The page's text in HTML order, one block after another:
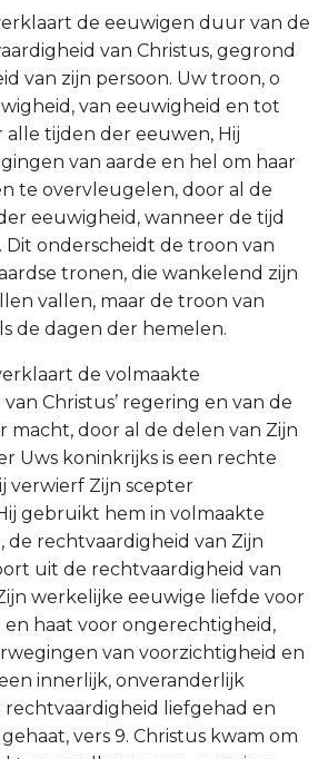
de eeuwigen duur van de
van Christus, gegrond
van zijn persoon. Uw troon, o
van eeuwigheid en tot
alle tijden der eeuwen, Hij
van aarde en hel om haar
te overvleugelen, door al de
eeuwigheid, wanneer de tijd
Dit onderscheidt de troon van
tronen, die wankelend zijn
vallen, maar de troon van
de dagen der hemelen.
de volmaakte
Christus’ regering en van de
macht, door al de delen van Zijn
Uws koninkrijks is een rechte
verwierf Zijn scepter
gebruikt hem in volmaakte
de rechtvaardigheid van Zijn
uit de rechtvaardigheid van
werkelijke eeuwige liefde voor
haat voor ongerechtigheid,
van voorzichtigheid en
innerlijk, onveranderlijk
rechtvaardigheid liefgehad en
vers 9. Christus kwam om